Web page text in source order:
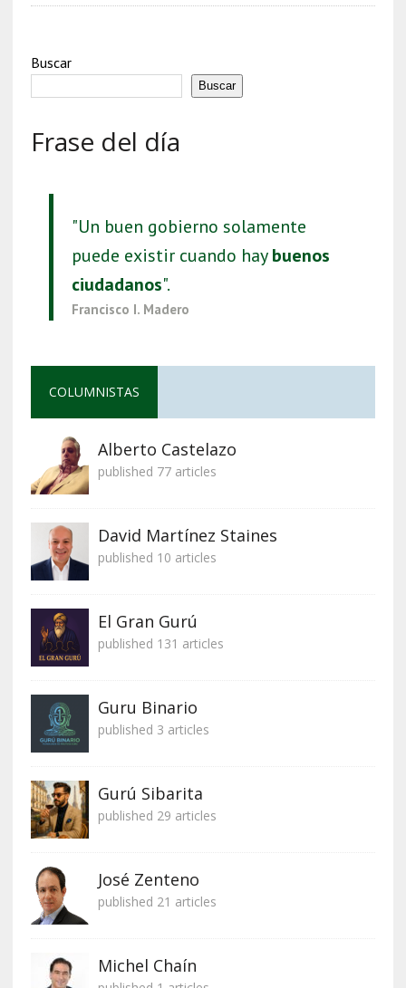
Buscar
Buscar
Frase del día
"Un buen gobierno solamente
puede existir cuando haybuenos
ciudadanos".
Francisco I. Madero
COLUMNISTAS
Alberto Castelazo
published 77 articles
David Martínez Staines
published 10 articles
El Gran Gurú
published 131 articles
Guru Binario
published 3 articles
Gurú Sibarita
published 29 articles
José Zenteno
published 21 articles
Michel Chaín